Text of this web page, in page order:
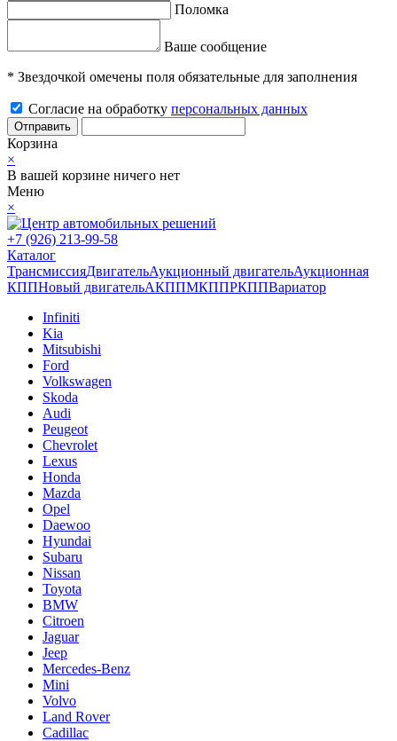
Поломка
Ваше сообщение
* Звездочкой омечены поля обязательные для заполнения
Согласие на обработку персональных данных
Отправить
Корзина
×
В вашей корзине ничего нет
Меню
×
+7 (926) 213-99-58
Каталог
ТрансмиссияДвигательАукционный двигательАукционная
КППНовый двигательАКППМКППРКППВариатор
Infiniti
Kia
Mitsubishi
Ford
Volkswagen
Skoda
Audi
Peugeot
Chevrolet
Lexus
Honda
Mazda
Opel
Daewoo
Hyundai
Subaru
Nissan
Toyota
BMW
Citroen
Jaguar
Jeep
Mercedes-Benz
Mini
Volvo
Land Rover
Cadillac